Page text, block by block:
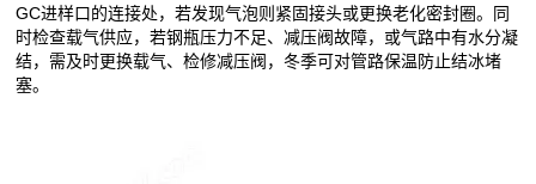
GC进样口的连接处，若发现气泡则紧固接头或更换老化密封圈。同
时检查载气供应，若钢瓶压力不足、减压阀故障，或气路中有水分凝
结，需及时更换载气、检修减压阀，冬季可对管路保温防止结冰堵
塞。